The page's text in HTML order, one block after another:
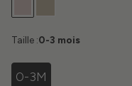
Taille :0-3 mois
0-3M